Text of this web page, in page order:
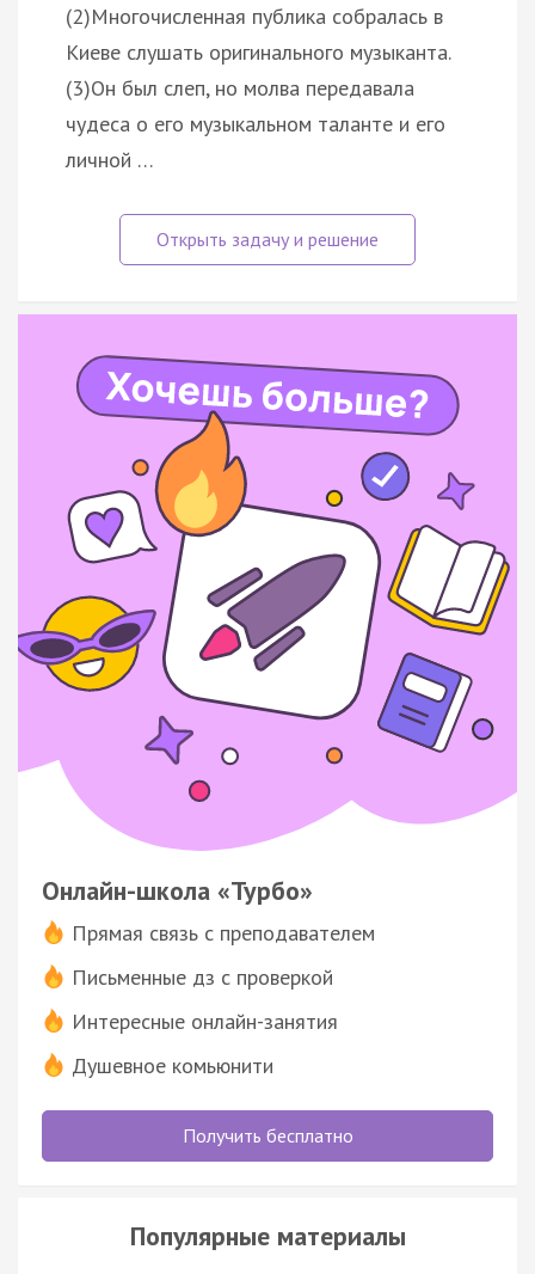
(2)Многочисленная публика собралась в
Киеве слушать оригинального музыканта.
(3)Он был слеп, но молва передавала
чудеса о его музыкальном таланте и его
личной …
Онлайн-школа «Турбо»
Прямая связь с преподавателем
Письменные дз с проверкой
Интересные онлайн-занятия
Душевное комьюнити
Получить бесплатно
Популярные материалы